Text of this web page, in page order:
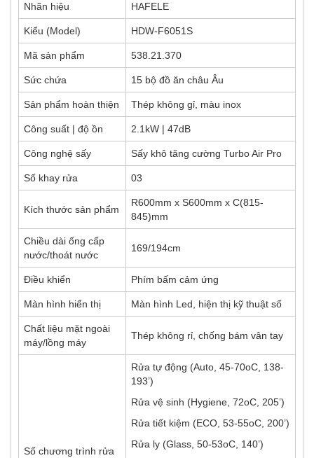
Nhãn hiệu HAFELE
Kiểu (Model) HDW-F6051S
Mã sản phẩm 538.21.370
Sức chứa 15 bộ đồ ăn châu Âu
Sản phẩm hoàn thiện Thép không gỉ, màu inox
Công suất | độ ồn 2.1kW | 47dB
Công nghệ sấy Sấy khô tăng cường Turbo Air Pro
Số khay rửa 03
Kích thước sản phẩm
R600mm x S600mm x C(815-
845)mm
Chiều dài ống cấp
nước/thoát nước
169/194cm
Điều khiển Phím bấm cảm ứng
Màn hình hiển thị Màn hình Led, hiện thị kỹ thuật số
Chất liệu mặt ngoài
máy/lồng máy
Thép không rỉ, chống bám vân tay
Số chương trình rửa
Rửa tự động (Auto, 45-70oC, 138-
193’)
Rửa vệ sinh (Hygiene, 72oC, 205’)
Rửa tiết kiệm (ECO, 53-55oC, 200’)
Rửa ly (Glass, 50-53oC, 140’)